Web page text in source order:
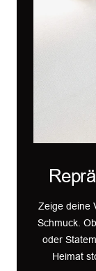
Zeige deine
Schmuck.
oder
Heimat